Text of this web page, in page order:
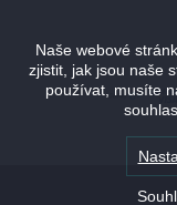
Naše webové
zjistit, jak jsou naše
používat, musíte